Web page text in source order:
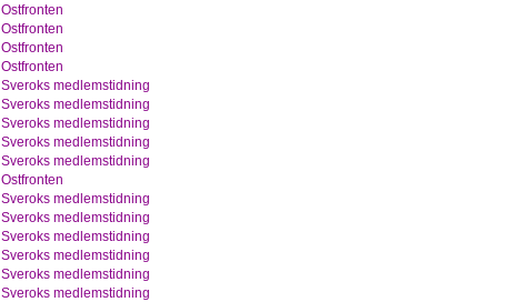
Ostfronten
Ostfronten
Ostfronten
Ostfronten
Sveroks medlemstidning
Sveroks medlemstidning
Sveroks medlemstidning
Sveroks medlemstidning
Sveroks medlemstidning
Ostfronten
Sveroks medlemstidning
Sveroks medlemstidning
Sveroks medlemstidning
Sveroks medlemstidning
Sveroks medlemstidning
Sveroks medlemstidning